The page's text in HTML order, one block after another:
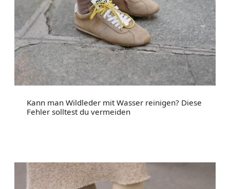
Kann man Wildleder mit Wasser reinigen? Diese
Fehler solltest du vermeiden